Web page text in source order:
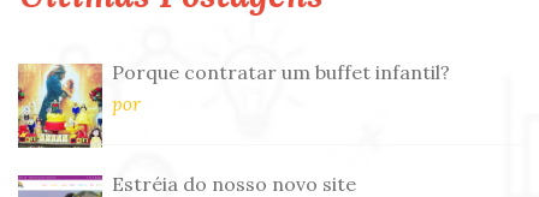
Porque contratar um buffet infantil?
por
Estréia do nosso novo site